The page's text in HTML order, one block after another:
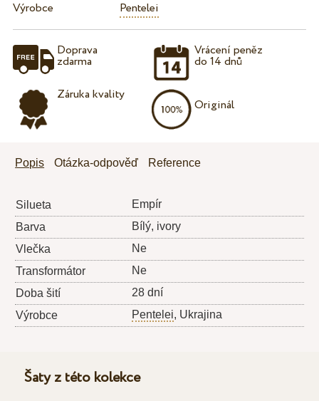
Výrobce
Pentelei
Doprava
zdarma
Záruka kvality
Vrácení peněz
do 14 dnů
Originál
Popis Otázka-odpověď Reference
Silueta
Empír
Barva
Bílý, ivory
Vlečka
Ne
Transformátor
Ne
Doba šití
28 dní
Výrobce
Pentelei, Ukrajina
Šaty z této kolekce